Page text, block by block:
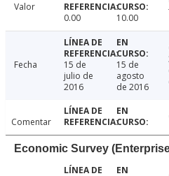
Valor
0.00
10.00
Fecha
15 de
julio de
2016
15 de
agosto
de 2016
Comentar
Economic Survey